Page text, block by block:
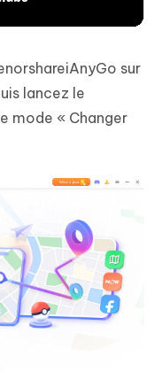
sur
lancez le
mode « Changer